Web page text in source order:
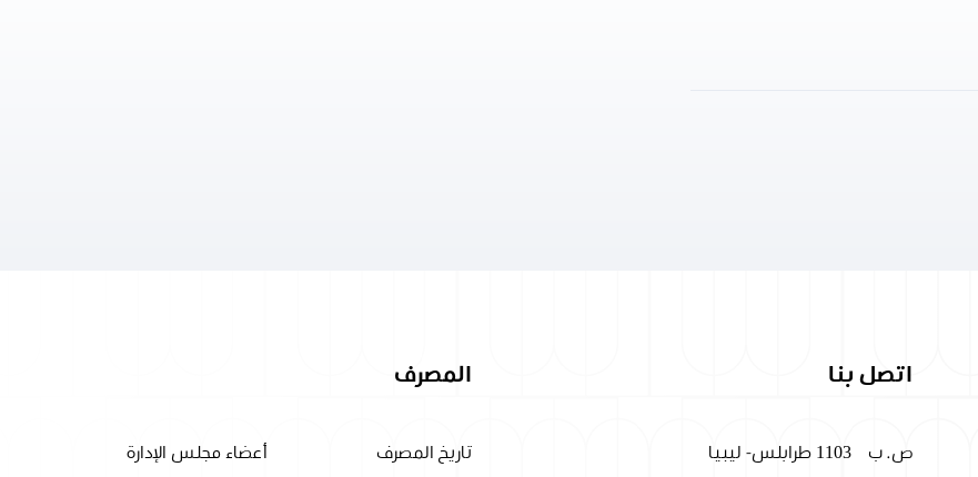
اتصل بنا
ص. ب 1103 طرابلس- ليبيا
المصرف
تاريخ المصرف أعضاء مجلس الإدارة